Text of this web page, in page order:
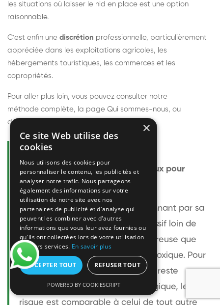
les situations où laisser le nid en place est une option
raisonnable.
C'est enfin une discrétion professionnelle, particulièrement
appréciée dans les exploitations agricoles, les
hébergements touristiques, les commerces et les
copropriétés.
Pour aller plus loin, vous pouvez consulter notre
méthode complète, la page Qui sommes-nous, ou
découvrir
Questions fréquentes
Le frelon européen est-il dangereux pour
l'homme ?
Le frelon européen est impressionnant par sa
taille mais relativement peu agressif loin de
son nid. Sa piqûre est plus douloureuse que
celle d'une guêpe sans être plus toxique. Pour
une personne non allergique, elle reste
bénigne. Pour une personne allergique, le
risque est comparable à celui de tout autre
×
Ce site Web utilise des
cookies
Nous utilisons des cookies pour
personnaliser le contenu, les publicités et
analyser notre trafic. Nous partageons
également des informations sur votre
utilisation de notre site avec nos
partenaires de publicité et d'analyse qui
peuvent les combiner avec d'autres
informations que vous leur avez fournies ou
qu'ils ont collectées lors de votre utilisation
de leurs services. En savoir plus
ACCEPTER TOUT REFUSER TOUT
POWERED BY COOKIESCRIPT